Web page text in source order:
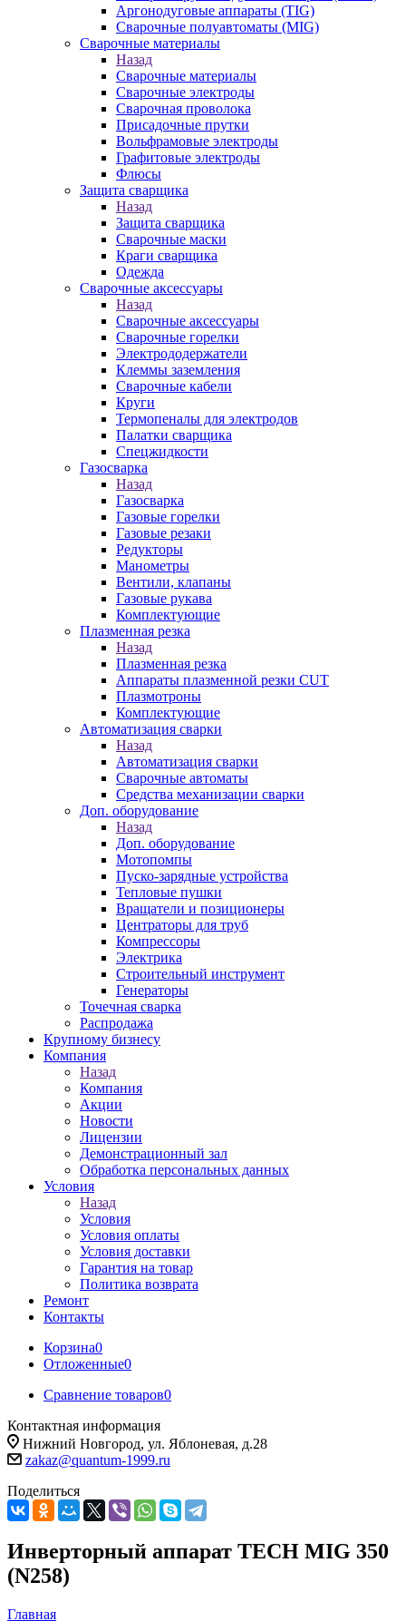
Аргонодуговые аппараты (TIG)
Сварочные полуавтоматы (MIG)
Сварочные материалы
Назад
Сварочные материалы
Сварочные электроды
Сварочная проволока
Присадочные прутки
Вольфрамовые электроды
Графитовые электроды
Флюсы
Защита сварщика
Назад
Защита сварщика
Сварочные маски
Краги сварщика
Одежда
Сварочные аксессуары
Назад
Сварочные аксессуары
Сварочные горелки
Электрододержатели
Клеммы заземления
Сварочные кабели
Круги
Термопеналы для электродов
Палатки сварщика
Спецжидкости
Газосварка
Назад
Газосварка
Газовые горелки
Газовые резаки
Редукторы
Манометры
Вентили, клапаны
Газовые рукава
Комплектующие
Плазменная резка
Назад
Плазменная резка
Аппараты плазменной резки CUT
Плазмотроны
Комплектующие
Автоматизация сварки
Назад
Автоматизация сварки
Сварочные автоматы
Средства механизации сварки
Доп. оборудование
Назад
Доп. оборудование
Мотопомпы
Пуско-зарядные устройства
Тепловые пушки
Вращатели и позиционеры
Центраторы для труб
Компрессоры
Электрика
Строительный инструмент
Генераторы
Точечная сварка
Распродажа
Крупному бизнесу
Компания
Назад
Компания
Акции
Новости
Лицензии
Демонстрационный зал
Обработка персональных данных
Условия
Назад
Условия
Условия оплаты
Условия доставки
Гарантия на товар
Политика возврата
Ремонт
Контакты
Корзина0
Отложенные0
Сравнение товаров0
Контактная информация
Нижний Новгород, ул. Яблоневая, д.28
zakaz@quantum-1999.ru
Поделиться
Инверторный аппарат TECH MIG 350
(N258)
Главная